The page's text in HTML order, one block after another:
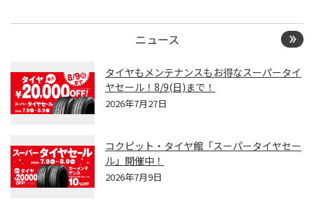
ニュース
タイヤもメンテナンスもお得なスーパータイ
ヤセール！8/9(日)まで！
2026年7月27日
コクピット・タイヤ館「スーパータイヤセー
ル」開催中！
2026年7月9日